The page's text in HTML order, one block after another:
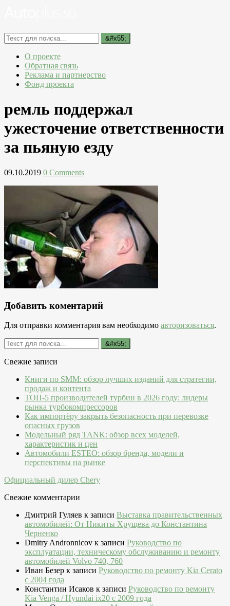
О проекте
Обратная связь
Реклама и партнерство
Фонд проекта
ремль поддержал
ужесточение ответственности
за пьяную езду
09.10.2019 0 Comments
Добавить коментарий
Для отправки комментария вам необходимо авторизоваться.
Свежие записи
Книги по SMM: обзор лучших изданий для стратегии,
продаж и контента
ТОП-5 производителей турбин в 2026 году: лидеры
рынка турбокомпрессоров
Как импортёру закрыть безопасность при перевозке
опасных грузов
Модельный ряд TANK: обзор всех моделей,
характеристик и цен
Автомобили ESTEO: обзор бренда, модели и
перспективы на рынке
Официальный дилер Chery
Свежие комментарии
Дмитрий Гуляев к записи Выставка правительственных
автомобилей: От Никиты Хрущева до Константина
Черненко
Dmitry Andronnicov к записи Руководство по
эксплуатации, техническому обслуживанию и ремонту
автомобилей Volvo 740, 760
Иван Безер к записи Руководство по ремонту Kia Cerato
c 2004 года
Константин Исаков к записи Руководство по ремонту
Kia Venga / Hyundai ix20 c 2009 года